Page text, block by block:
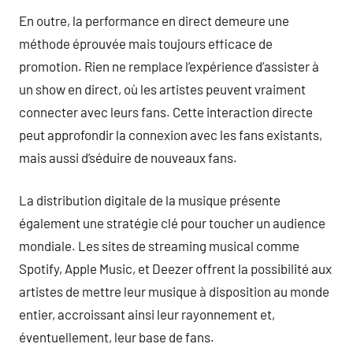
En outre, la performance en direct demeure une
méthode éprouvée mais toujours efficace de
promotion. Rien ne remplace l’expérience d’assister à
un show en direct, où les artistes peuvent vraiment
connecter avec leurs fans. Cette interaction directe
peut approfondir la connexion avec les fans existants,
mais aussi d’séduire de nouveaux fans.
La distribution digitale de la musique présente
également une stratégie clé pour toucher un audience
mondiale. Les sites de streaming musical comme
Spotify, Apple Music, et Deezer offrent la possibilité aux
artistes de mettre leur musique à disposition au monde
entier, accroissant ainsi leur rayonnement et,
éventuellement, leur base de fans.